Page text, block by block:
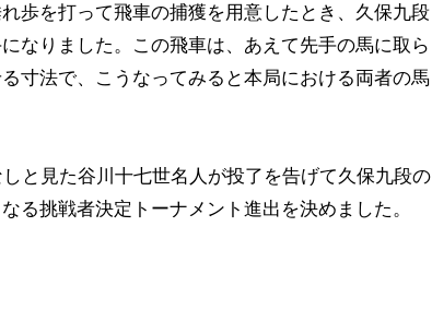
歩を打って飛車の捕獲を用意したとき、久保九段
なりました。この飛車は、あえて先手の馬に取ら
寸法で、こうなってみると本局における両者の馬
と見た谷川十七世名人が投了を告げて久保九段の
る挑戦者決定トーナメント進出を決めました。